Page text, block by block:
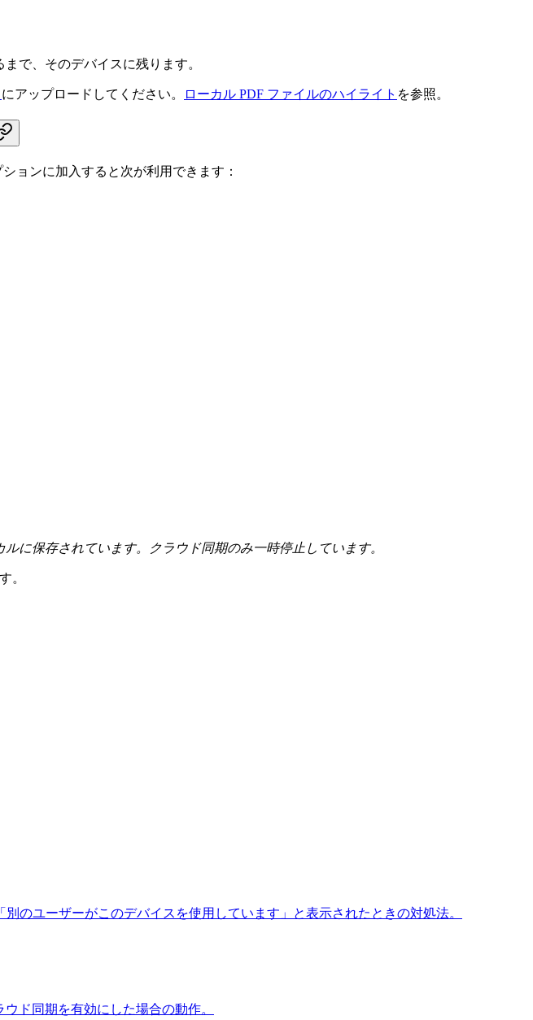
で、そのデバイスに残ります。
にアップロードしてください。 ローカル PDF ファイルのハイライト を参照。
ョンに加入すると次が利用できます：
に保存されています。クラウド同期のみ一時停止しています。
。
のユーザーがこのデバイスを使用しています」と表示されたときの対処法。
ド同期を有効にした場合の動作。